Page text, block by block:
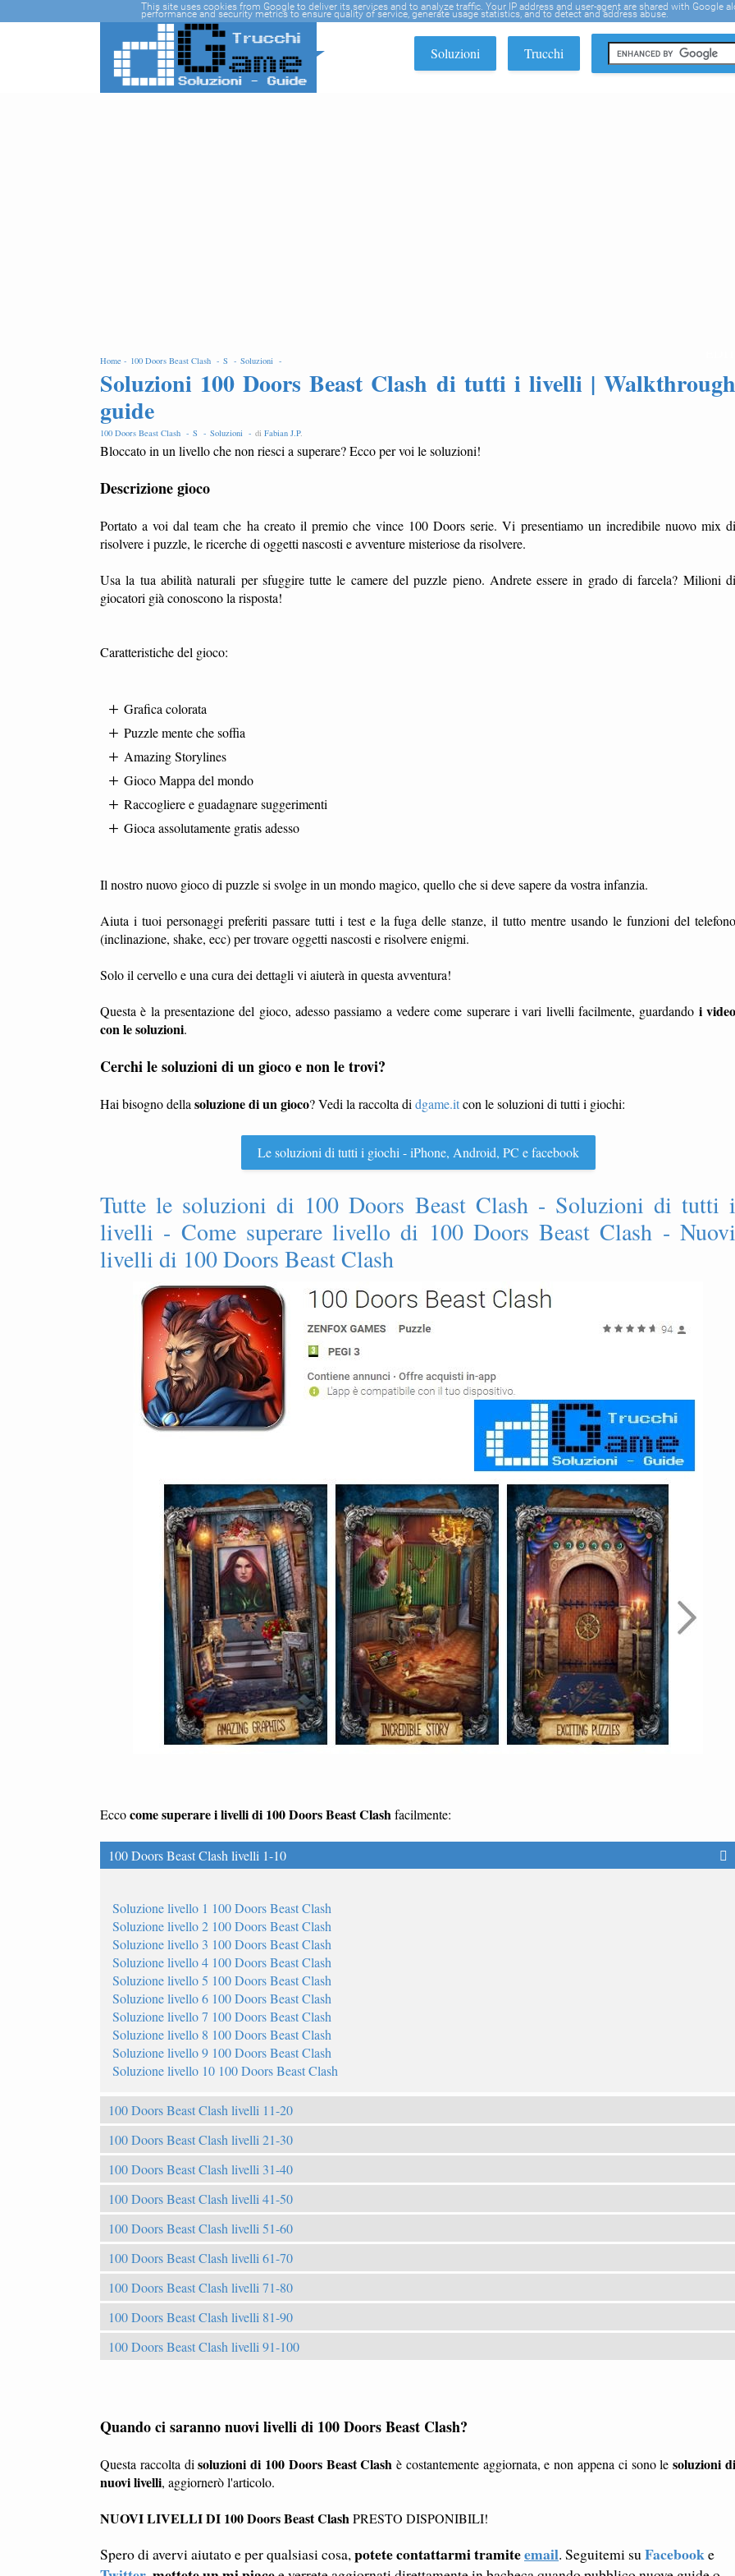
Soluzioni Trucchi
Home - 100 Doors Beast Clash - S - Soluzioni -
Soluzioni 100 Doors Beast Clash di tutti i livelli | Walkthrough
guide
100 Doors Beast Clash - S - Soluzioni - di Fabian J.P.
Bloccato in un livello che non riesci a superare? Ecco per voi le soluzioni!
Descrizione gioco
Portato a voi dal team che ha creato il premio che vince 100 Doors serie. Vi presentiamo un incredibile nuovo mix di
risolvere i puzzle, le ricerche di oggetti nascosti e avventure misteriose da risolvere.
Usa la tua abilità naturali per sfuggire tutte le camere del puzzle pieno. Andrete essere in grado di farcela? Milioni di
giocatori già conoscono la risposta!
Caratteristiche del gioco:
Grafica colorata
Puzzle mente che soffia
Amazing Storylines
Gioco Mappa del mondo
Raccogliere e guadagnare suggerimenti
Gioca assolutamente gratis adesso
Il nostro nuovo gioco di puzzle si svolge in un mondo magico, quello che si deve sapere da vostra infanzia.
Aiuta i tuoi personaggi preferiti passare tutti i test e la fuga delle stanze, il tutto mentre usando le funzioni del telefono
(inclinazione, shake, ecc) per trovare oggetti nascosti e risolvere enigmi.
Solo il cervello e una cura dei dettagli vi aiuterà in questa avventura!
Questa è la presentazione del gioco, adesso passiamo a vedere come superare i vari livelli facilmente, guardando i
con le soluzioni.
Cerchi le soluzioni di un gioco e non le trovi?
Hai bisogno della soluzione di un gioco? Vedi la raccolta di dgame.itcon le soluzioni di tutti i giochi:
Le soluzioni di tutti i giochi - iPhone, Android, PC e facebook
Tutte le soluzioni di 100 Doors Beast Clash - Soluzioni di tutti i
livelli - Come superare livello di 100 Doors Beast Clash - Nuovi
livelli di 100 Doors Beast Clash
Eccocome superare i livelli di 100 Doors Beast Clashfacilmente:
100 Doors Beast Clash livelli 1-10
Soluzione livello 1 100 Doors Beast Clash
Soluzione livello 2 100 Doors Beast Clash
Soluzione livello 3 100 Doors Beast Clash
Soluzione livello 4 100 Doors Beast Clash
Soluzione livello 5 100 Doors Beast Clash
Soluzione livello 6 100 Doors Beast Clash
Soluzione livello 7 100 Doors Beast Clash
Soluzione livello 8 100 Doors Beast Clash
Soluzione livello 9 100 Doors Beast Clash
Soluzione livello 10 100 Doors Beast Clash
100 Doors Beast Clash livelli 11-20
100 Doors Beast Clash livelli 21-30
100 Doors Beast Clash livelli 31-40
100 Doors Beast Clash livelli 41-50
100 Doors Beast Clash livelli 51-60
100 Doors Beast Clash livelli 61-70
100 Doors Beast Clash livelli 71-80
100 Doors Beast Clash livelli 81-90
100 Doors Beast Clash livelli 91-100
Quando ci saranno nuovi livelli di 100 Doors Beast Clash?
Questa raccolta disoluzioni di 100 Doors Beast Clash è costantemente aggiornata, e non appena ci sono lesoluzioni
nuovi livelli, aggiornerò l'articolo.
NUOVI LIVELLI DI 100 Doors Beast ClashPRESTO DISPONIBILI!
Spero di avervi aiutato e per qualsiasi cosa, potete contattarmi tramiteemail. Seguitemi su Facebooke
This site uses cookies from Google to deliver its services and to analyze traffic. Your IP address and user-agent are shared with Google
performance and security metrics to ensure quality of service, generate usage statistics, and to detect and address abuse.